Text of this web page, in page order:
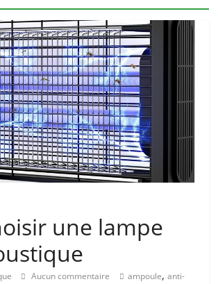
une lampe
Aucun commentaire ampoule,anti-